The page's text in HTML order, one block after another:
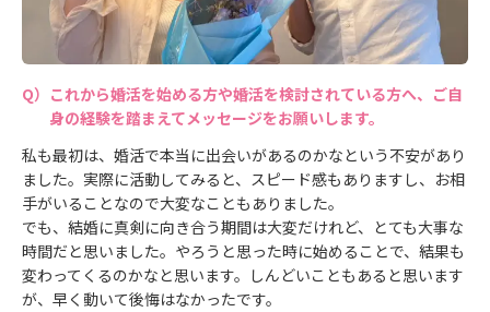
これから婚活を始める方や婚活を検討されている方へ、ご自
身の経験を踏まえてメッセージをお願いします。
私も最初は、婚活で本当に出会いがあるのかなという不安があり
ました。実際に活動してみると、スピード感もありますし、お相
手がいることなので大変なこともありました。
でも、結婚に真剣に向き合う期間は大変だけれど、とても大事な
時間だと思いました。やろうと思った時に始めることで、結果も
変わってくるのかなと思います。しんどいこともあると思います
が、早く動いて後悔はなかったです。